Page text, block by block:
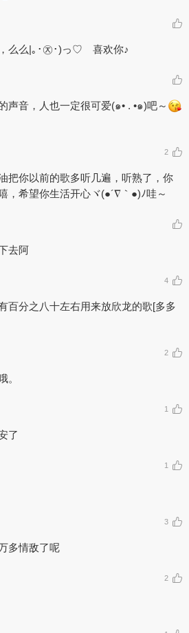
么么|｡･㉨･)っ♡ 喜欢你♪
声音，人也一定很可爱(๑• . •๑)吧～
2
把你以前的歌多听几遍，听熟了，你
，希望你生活开心ヾ(●´∇｀●)ﾉ哇～
去阿
4
百分之八十左右用来放欣龙的歌[多多
2
。
1
了
1
3
多情敌了呢
2